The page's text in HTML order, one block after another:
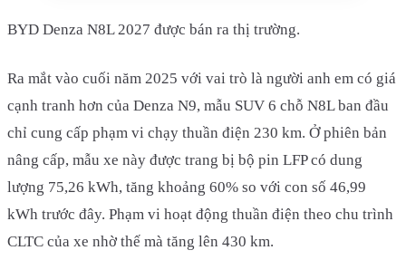
BYD Denza N8L 2027 được bán ra thị trường.
Ra mắt vào cuối năm 2025 với vai trò là người anh em có giá
cạnh tranh hơn của Denza N9, mẫu SUV 6 chỗ N8L ban đầu
chỉ cung cấp phạm vi chạy thuần điện 230 km. Ở phiên bản
nâng cấp, mẫu xe này được trang bị bộ pin LFP có dung
lượng 75,26 kWh, tăng khoảng 60% so với con số 46,99
kWh trước đây. Phạm vi hoạt động thuần điện theo chu trình
CLTC của xe nhờ thế mà tăng lên 430 km.